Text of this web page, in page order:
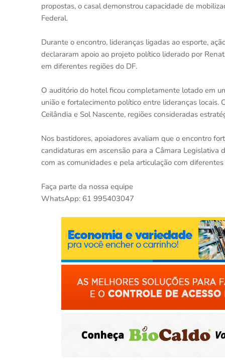
propostas, o casal demonstrou capacidade de
Federal.
Durante o encontro, lideranças ligadas ao esporte,
declararam apoio ao projeto político liderado por
em diferentes regiões do DF.
O auditório do hotel ficou completamente lotado em
união e fortalecimento político entre lideranças
Ceilândia e Sol Nascente, regiões consideradas
Nos bastidores, apoiadores avaliam que o encontro
candidaturas em ascensão para a Câmara
com as comunidades e pela articulação com
Faça parte da nossa equipe
WhatsApp: 61 995403047